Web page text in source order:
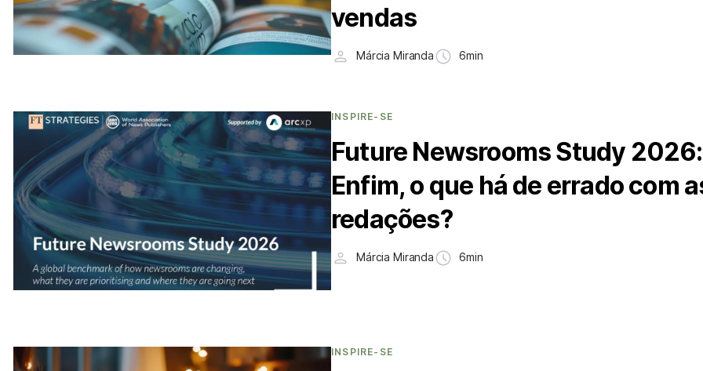
vendas
Márcia Miranda 6min
INSPIRE-SE
Future Newsrooms Study 2026:
Enfim, o que há de errado com
redações?
Márcia Miranda 6min
INSPIRE-SE